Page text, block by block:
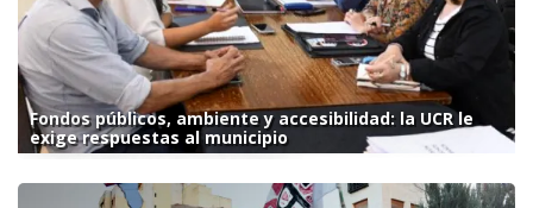
Fondos públicos, ambiente y accesibilidad: la UCR le
exige respuestas al municipio